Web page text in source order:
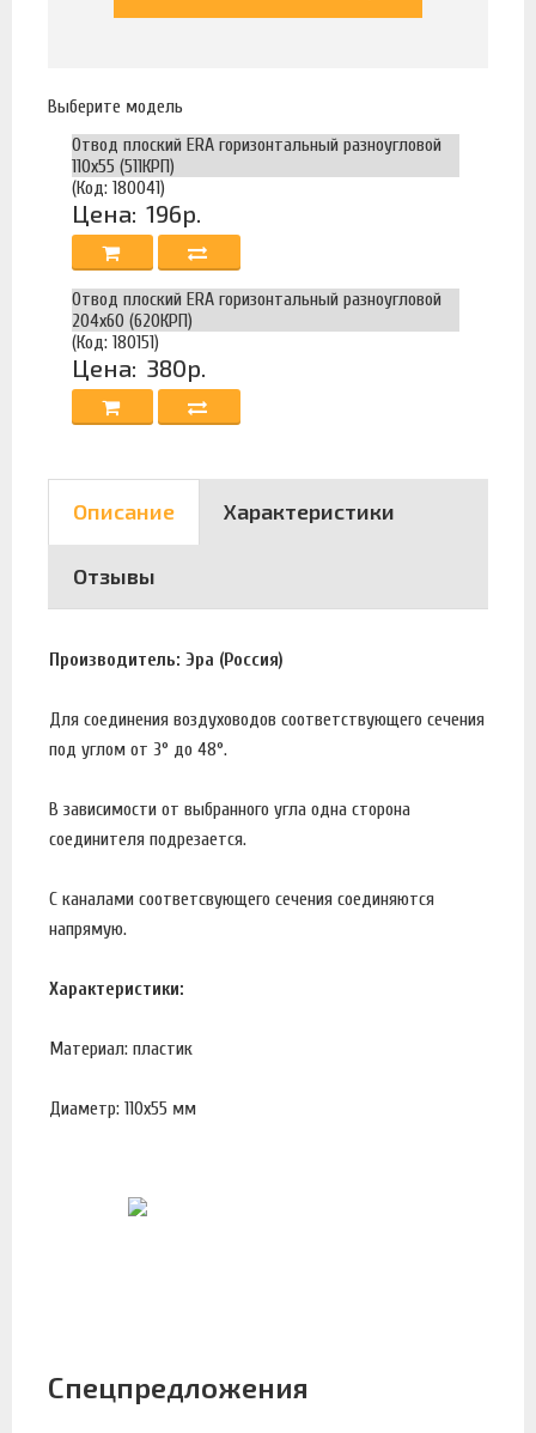
Выберите модель
Отвод плоский ERA горизонтальный разноугловой
110х55 (511КРП)
(Код: 180041)
Цена: 196р.
Отвод плоский ERA горизонтальный разноугловой
204х60 (620КРП)
(Код: 180151)
Цена: 380р.
Описание Характеристики
Отзывы
Производитель: Эра (Россия)
Для соединения воздуховодов соответствующего сечения
под углом от 3° до 48°.
В зависимости от выбранного угла одна сторона
соединителя подрезается.
C каналами соответсвующего сечения соединяются
напрямую.
Характеристики:
Материал: пластик
Диаметр: 110х55 мм
Спецпредложения